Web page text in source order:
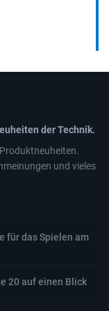
der Technik.
und vieles
für das Spielen am
20 auf einen Blick